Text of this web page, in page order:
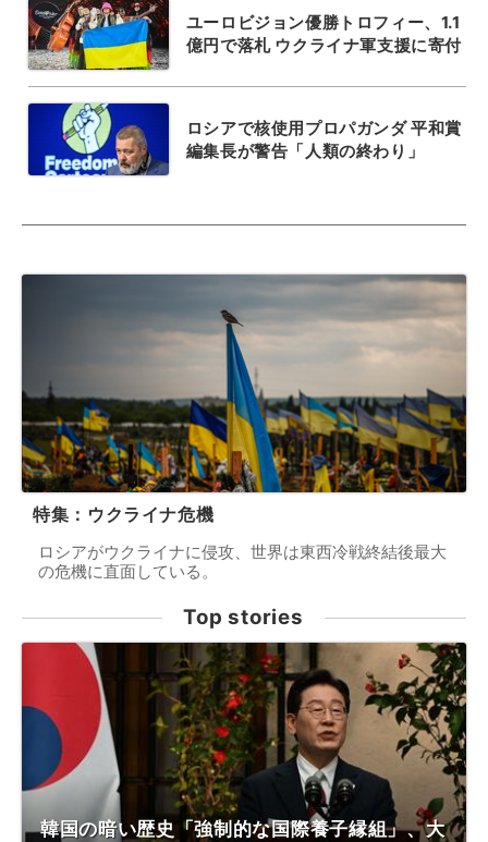
ユーロビジョン優勝トロフィー、1.1
億円で落札 ウクライナ軍支援に寄付
ロシアで核使用プロパガンダ 平和賞
編集長が警告「人類の終わり」
特集：ウクライナ危機
ロシアがウクライナに侵攻、世界は東西冷戦終結後最大
の危機に直面している。
Top stories
韓国の暗い歴史「強制的な国際養子縁組」、大